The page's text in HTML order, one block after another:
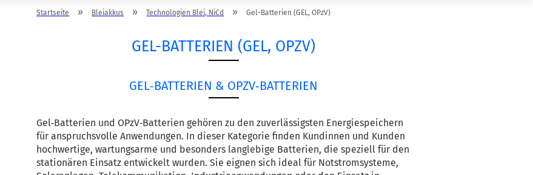
Passwort
Konto erstellen
Startseite » Bleiakkus » Technologien Blei, NiCd » Gel-Batterien (GEL, OPzV)
GEL-BATTERIEN (GEL, OPZV)
GEL‑BATTERIEN & OPZV‑BATTERIEN
Gel‑Batterien und OPzV‑Batterien gehören zu den zuverlässigsten Energiespeichern
für anspruchsvolle Anwendungen. In dieser Kategorie finden Kundinnen und Kunden
hochwertige, wartungsarme und besonders langlebige Batterien, die speziell für den
stationären Einsatz entwickelt wurden. Sie eignen sich ideal für Notstromsysteme,